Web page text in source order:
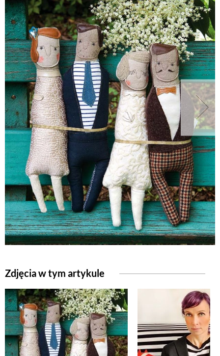
Zdjęcia w tym artykule